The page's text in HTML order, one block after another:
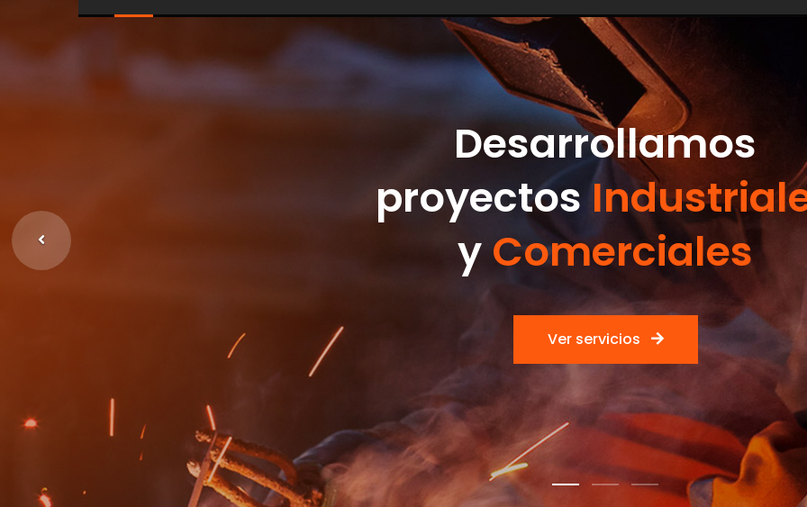
Desarrollamos
proyectos
y Comerciales
Ver servicios
Anterior